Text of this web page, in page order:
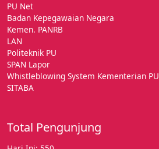
PU Net
Badan Kepegawaian Negara
Kemen. PANRB
LAN
Politeknik PU
SPAN Lapor
Whistleblowing System Kementerian PU
SITABA
Total Pengunjung